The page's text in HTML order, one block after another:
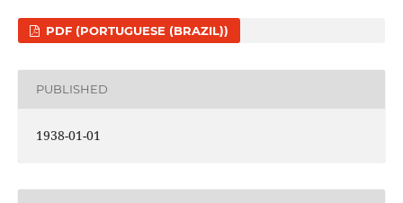
PDF (PORTUGUESE (BRAZIL))
PUBLISHED
1938-01-01